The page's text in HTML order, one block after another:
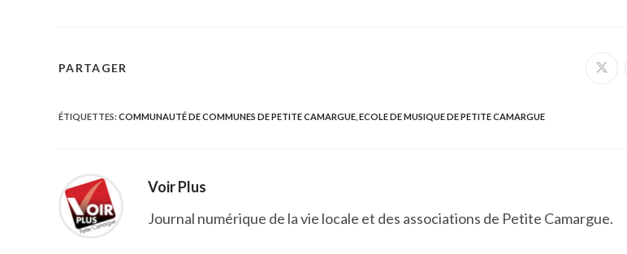
PARTAGER
Ouvrir
ÉTIQUETTES:COMMUNAUTÉ DE COMMUNES DE PETITE CAMARGUE ECOLE DE MUSIQUE DE PETITE CAMARGUE
Voir Plus
Journal numérique de la vie locale et des associations de Petite Camargue.